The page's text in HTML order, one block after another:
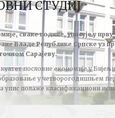
СТУДИЈ
сваке године, уписује у прву
Владе Републике Српске уз
Сарајеву.
пословне економије у
у четворогодишњем
упис полаже класификациони